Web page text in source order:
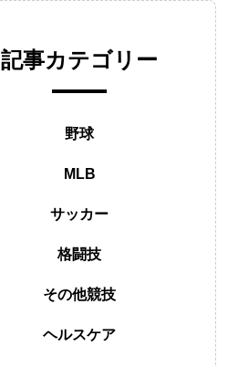
記事カテゴリー
野球
MLB
サッカー
格闘技
その他競技
ヘルスケア